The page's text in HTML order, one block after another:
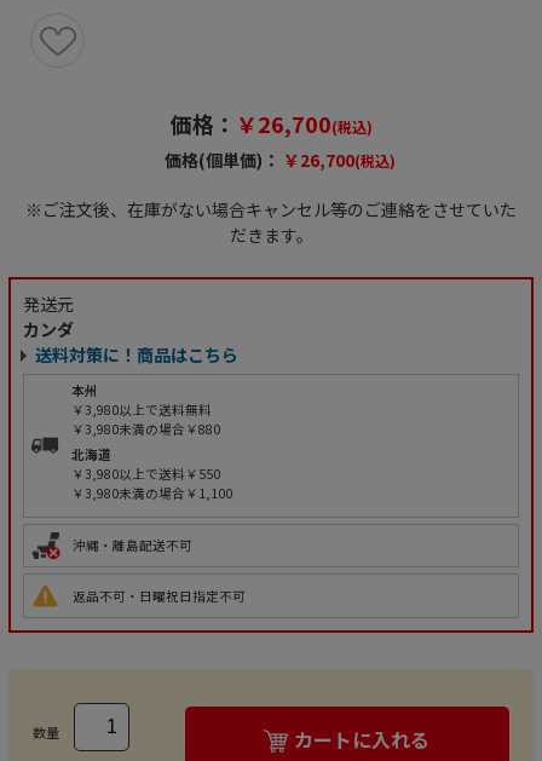
価格： ￥26,700(税込)
価格(個単価)： ￥26,700(税込)
※ご注文後、在庫がない場合キャンセル等のご連絡をさせていた
だきます。
発送元
カンダ
送料対策に！商品はこちら
本州
￥3,980以上で送料無料
￥3,980未満の場合￥880
北海道
￥3,980以上で送料￥550
￥3,980未満の場合￥1,100
沖縄・離島配送不可
返品不可・日曜祝日指定不可
数量 カートに入れる